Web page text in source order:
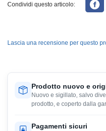
Condividi questo articolo:
Lascia una recensione per questo
Prodotto nuovo e
Nuovo e sigillato, salvo
prodotto, e coperto dalla
Pagamenti sicuri